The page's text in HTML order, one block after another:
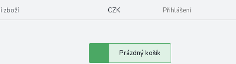
zboží CZK Přihlášení
Nákupní
Prázdný košík